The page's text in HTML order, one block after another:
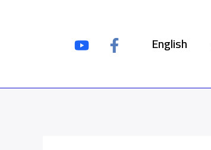
English